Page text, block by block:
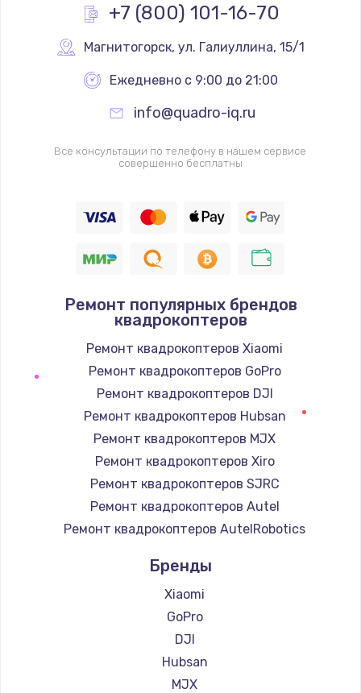
Замена реле
Замена термопредохранителя
700 руб.
Заказать
2500 руб.
1400 руб.
Заказать
Замена / ремонт электронного модуля
Заказать
Заказать
Замена платы сенсора
900 руб.
Заказать
Замена регулятора режимов конфорки
900 руб.
+7 (800) 101-16-70
Магнитогорск, ул. Галиуллина, 15/1
Ежедневно с 9:00 до 21:00
info@quadro-iq.ru
Все консультации по телефону в нашем сервисе
совершенно бесплатны
Ремонт популярных брендов
квадрокоптеров
Ремонт квадрокоптеров Xiaomi
Ремонт квадрокоптеров GoPro
Ремонт квадрокоптеров DJI
Ремонт квадрокоптеров Hubsan
Ремонт квадрокоптеров MJX
Ремонт квадрокоптеров Xiro
Ремонт квадрокоптеров SJRC
Ремонт квадрокоптеров Autel
Ремонт квадрокоптеров AutelRobotics
Бренды
Xiaomi
GoPro
DJI
Hubsan
MJX